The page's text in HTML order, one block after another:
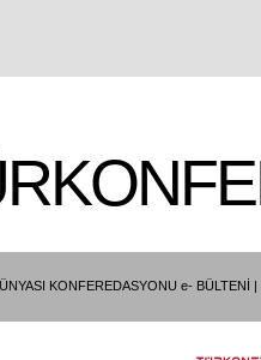
KONFEREDASYONU e- BÜLTENİ